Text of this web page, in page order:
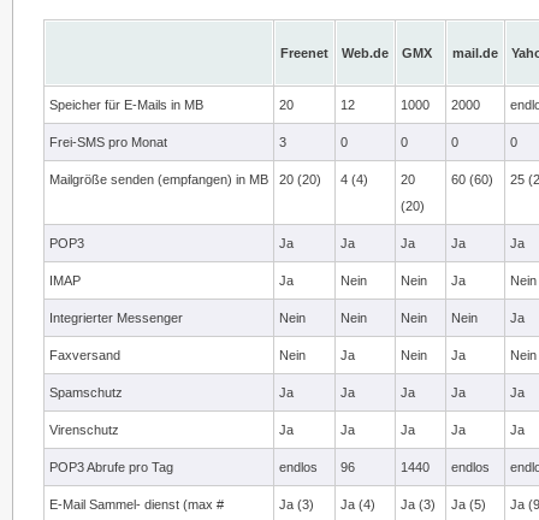
Freenet Web.de GMX mail.de
Speicher für E-Mails in MB 20 12 1000 2000
Frei-SMS pro Monat 3 0 0 0 0
Mailgröße senden (empfangen) in MB 20 (20) 4 (4)
20
(20)
60 (60) 25
POP3 Ja Ja Ja Ja Ja
IMAP Ja Nein Nein Ja Nein
Integrierter Messenger Nein Nein Nein Nein Ja
Faxversand Nein Ja Nein Ja Nein
Spamschutz Ja Ja Ja Ja Ja
Virenschutz Ja Ja Ja Ja Ja
POP3 Abrufe pro Tag endlos 96 1440 endlos
E-Mail Sammel- dienst (max #
Ja (3) Ja (4) Ja (3) Ja (5) Ja